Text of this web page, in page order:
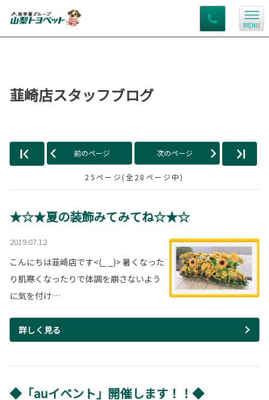
MENU
韮崎店スタッフブログ
前のページ 次のページ
25ページ(全28ページ中)
★☆★夏の装飾みてみてね☆★☆
2019.07.12
こんにちは韮崎店です<(_ _)> 暑くなった
り肌寒くなったりで体調を崩さないよう
に気を付け…
詳しく見る
◆「auイベント」開催します！！◆